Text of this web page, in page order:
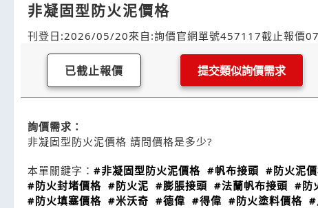
非凝固型防火泥價格
刊登日:2026/05/20來自:詢價官網單號457117截止報價
已截止報價 提交類似詢價需求
詢價需求：
非凝固型防火泥價格 請問價格是多少?
本單關鍵字： #非凝固型防火泥價格 #帆布接頭 #防火泥
#防火封堵價格 #防火泥 #膨脹接頭 #法蘭帆布接頭 #防
#防火填塞價格 #米沃奇 #德偉 #得偉 #防火塗料價格 #